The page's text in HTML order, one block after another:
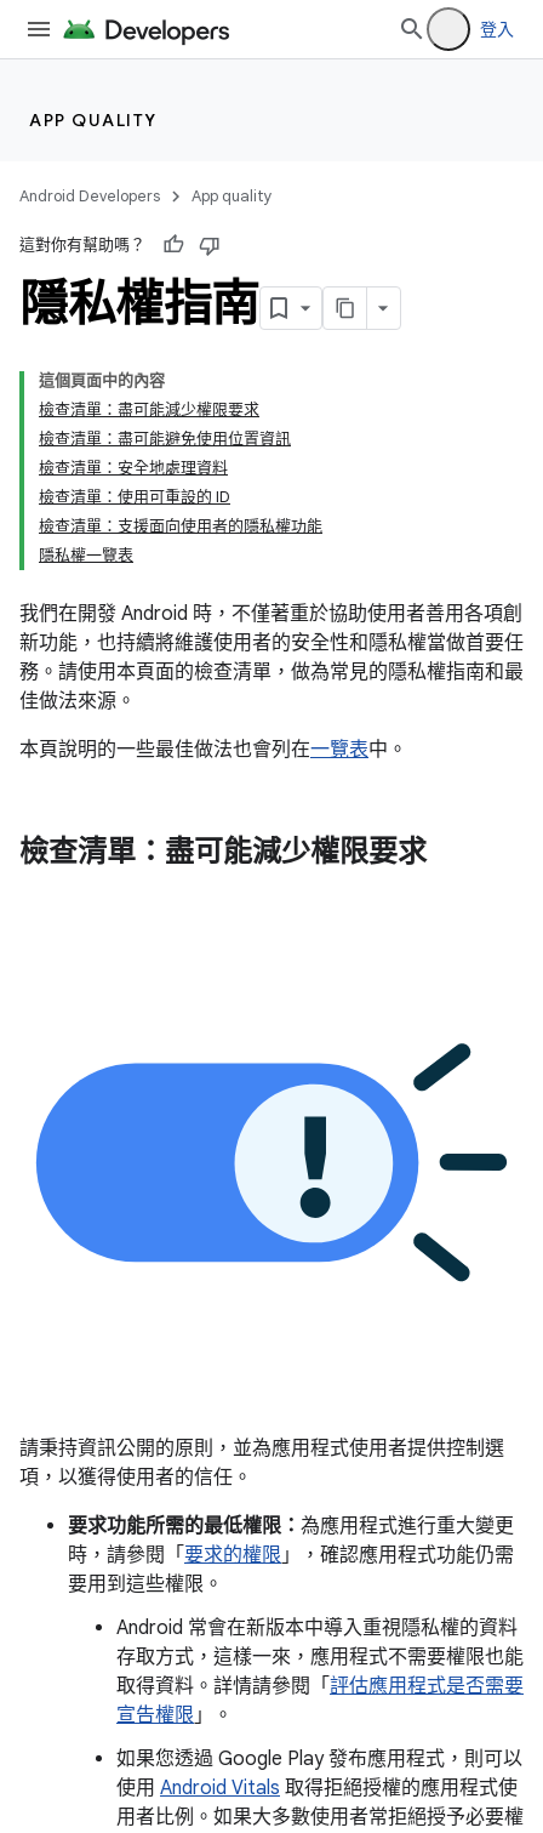
登入
APP QUALITY
Android Developers App quality
這對你有幫助嗎？
隱私權指南
這個頁面中的內容
檢查清單：盡可能減少權限要求
檢查清單：盡可能避免使用位置資訊
檢查清單：安全地處理資料
檢查清單：使用可重設的 ID
檢查清單：支援面向使用者的隱私權功能
隱私權一覽表
我們在開發 Android 時，不僅著重於協助使用者善用各項創
新功能，也持續將維護使用者的安全性和隱私權當做首要任
務。請使用本頁面的檢查清單，做為常見的隱私權指南和最
佳做法來源。
本頁說明的一些最佳做法也會列在一覽表中。
檢查清單：盡可能減少權限要求
請秉持資訊公開的原則，並為應用程式使用者提供控制選
項，以獲得使用者的信任。
要求功能所需的最低權限： 為應用程式進行重大變更
時，請參閱「 要求的權限 」，確認應用程式功能仍需
要用到這些權限。
Android 常會在新版本中導入重視隱私權的資料
存取方式，這樣一來，應用程式不需要權限也能
取得資料。詳情請參閱「 評估應用程式是否需要
宣告權限 」。
如果您透過 Google Play 發布應用程式，則可以
使用 Android Vitals 取得拒絕授權的應用程式使
用者比例。如果大多數使用者常拒絕授予必要權